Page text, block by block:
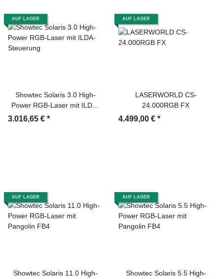
AUF LAGER
Showtec Solaris 3.0 High-
Power RGB-Laser mit ILDA-
Steuerung
3.016,65 € *
AUF LAGER
LASERWORLD CS-
24.000RGB FX
4.499,00 € *
AUF LAGER
Showtec Solaris 11.0 High-
AUF LAGER
Showtec Solaris 5.5 High-